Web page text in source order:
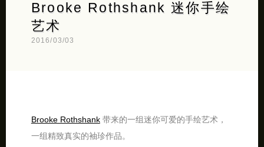
Brooke Rothshank 迷你手绘
艺术
2016/03/03
Brooke Rothshank带来的一组迷你可爱的手绘艺术，
一组精致真实的袖珍作品。